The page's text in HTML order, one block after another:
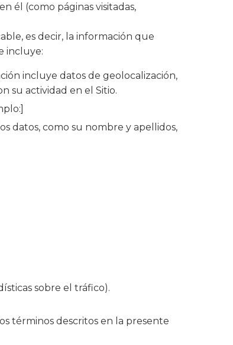
él (como páginas visitadas,
es decir, la información que
incluye:
incluye datos de geolocalización,
su actividad en el Sitio.
datos, como su nombre y apellidos,
sobre el tráfico).
términos descritos en la presente